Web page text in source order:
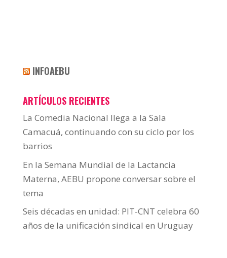
INFOAEBU
ARTÍCULOS RECIENTES
La Comedia Nacional llega a la Sala
Camacuá, continuando con su ciclo por los
barrios
En la Semana Mundial de la Lactancia
Materna, AEBU propone conversar sobre el
tema
Seis décadas en unidad: PIT-CNT celebra 60
años de la unificación sindical en Uruguay